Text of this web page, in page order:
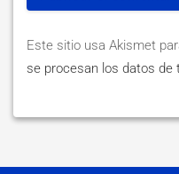
Este sitio usa Akismet
se procesan los datos de